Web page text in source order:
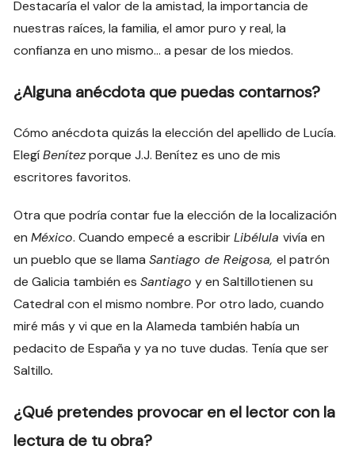
Destacaría el valor de la amistad, la importancia de
nuestras raíces, la familia, el amor puro y real, la
confianza en uno mismo… a pesar de los miedos.
¿Alguna anécdota que puedas contarnos?
Cómo anécdota quizás la elección del apellido de Lucía.
ElegíBenítezporque J.J. Benítez es uno de mis
escritores favoritos.
Otra que podría contar fue la elección de la localización
enMéxico. Cuando empecé a escribirLibélulavivía en
un pueblo que se llamaSantiago de Reigosa,el patrón
de Galicia también esSantiago y en Saltillotienen su
Catedral con el mismo nombre. Por otro lado, cuando
miré más y vi que en la Alameda también había un
pedacito de España y ya no tuve dudas. Tenía que ser
Saltillo.
¿Qué pretendes provocar en el lector con la
lectura de tu obra?